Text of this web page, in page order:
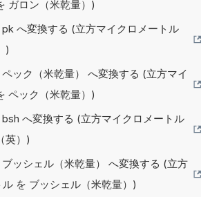
ガロン（米乾量）)
へ変換する (立方マイクロメートル
)
ック（米乾量） へ変換する (立方マイ
ペック（米乾量）)
へ変換する (立方マイクロメートル
英）)
ッシェル（米乾量） へ変換する (立方
を ブッシェル（米乾量）)